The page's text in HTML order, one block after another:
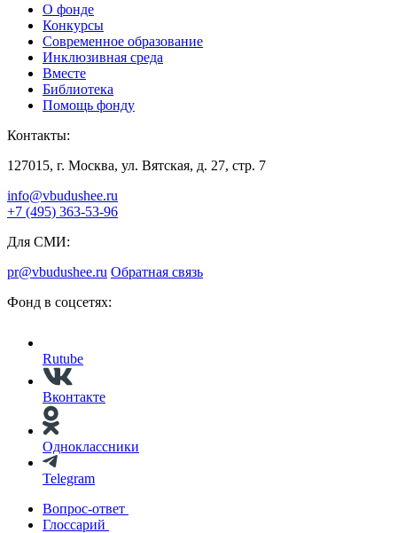
О фонде
Конкурсы
Современное образование
Инклюзивная среда
Вместе
Библиотека
Помощь фонду
Контакты:
127015, г. Москва, ул. Вятская, д. 27, стр. 7
info@vbudushee.ru
+7 (495) 363-53-96
Для СМИ:
pr@vbudushee.ru Обратная связь
Фонд в соцсетях:
Rutube
Вконтакте
Одноклассники
Telegram
Вопрос-ответ
Глоссарий